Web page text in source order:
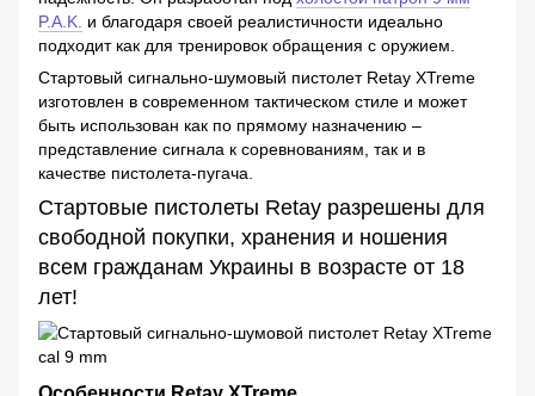
P.A.K. и благодаря своей реалистичности идеально
подходит как для тренировок обращения с оружием.
Стартовый сигнально-шумовый пистолет Retay XTreme
изготовлен в современном тактическом стиле и может
быть использован как по прямому назначению –
представление сигнала к соревнованиям, так и в
качестве пистолета-пугача.
Стартовые пистолеты Retay разрешены для
свободной покупки, хранения и ношения
всем гражданам Украины в возрасте от 18
лет!